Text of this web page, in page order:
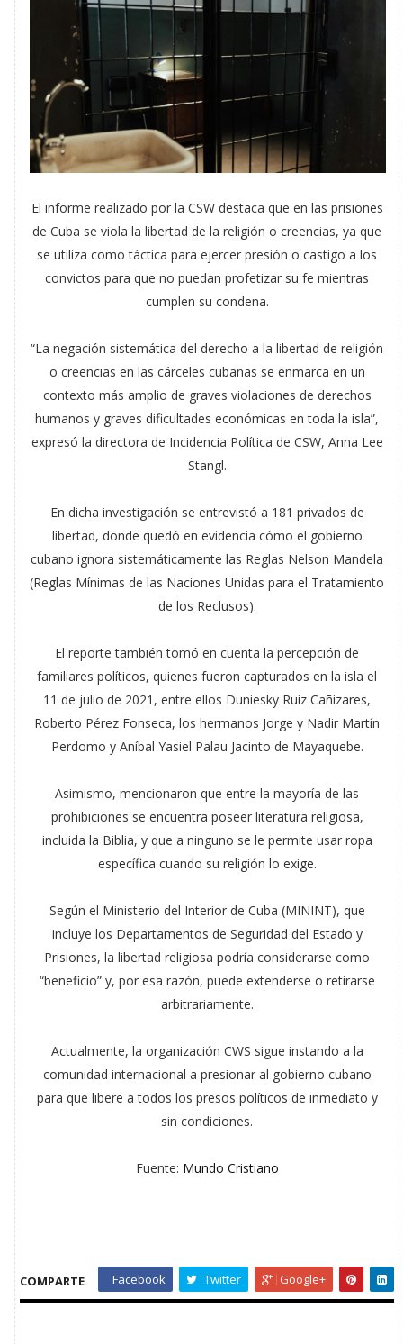
El informe realizado por la CSW destaca que en las prisiones
de Cuba se viola la libertad de la religión o creencias, ya que
se utiliza como táctica para ejercer presión o castigo a los
convictos para que no puedan profetizar su fe mientras
cumplen su condena.
“La negación sistemática del derecho a la libertad de religión
o creencias en las cárceles cubanas se enmarca en un
contexto más amplio de graves violaciones de derechos
humanos y graves dificultades económicas en toda la isla”,
expresó la directora de Incidencia Política de CSW, Anna Lee
Stangl.
En dicha investigación se entrevistó a 181 privados de
libertad, donde quedó en evidencia cómo el gobierno
cubano ignora sistemáticamente las Reglas Nelson Mandela
(Reglas Mínimas de las Naciones Unidas para el Tratamiento
de los Reclusos).
El reporte también tomó en cuenta la percepción de
familiares políticos, quienes fueron capturados en la isla el
11 de julio de 2021, entre ellos Duniesky Ruiz Cañizares,
Roberto Pérez Fonseca, los hermanos Jorge y Nadir Martín
Perdomo y Aníbal Yasiel Palau Jacinto de Mayaquebe.
Asimismo, mencionaron que entre la mayoría de las
prohibiciones se encuentra poseer literatura religiosa,
incluida la Biblia, y que a ninguno se le permite usar ropa
específica cuando su religión lo exige.
Según el Ministerio del Interior de Cuba (MININT), que
incluye los Departamentos de Seguridad del Estado y
Prisiones, la libertad religiosa podría considerarse como
“beneficio” y, por esa razón, puede extenderse o retirarse
arbitrariamente.
Actualmente, la organización CWS sigue instando a la
comunidad internacional a presionar al gobierno cubano
para que libere a todos los presos políticos de inmediato y
sin condiciones.
Fuente: Mundo Cristiano
COMPARTE Facebook Twitter Google+